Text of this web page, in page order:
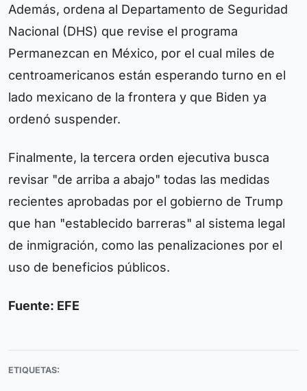
Además, ordena al Departamento de Seguridad
Nacional (DHS) que revise el programa
Permanezcan en México, por el cual miles de
centroamericanos están esperando turno en el
lado mexicano de la frontera y que Biden ya
ordenó suspender.
Finalmente, la tercera orden ejecutiva busca
revisar "de arriba a abajo" todas las medidas
recientes aprobadas por el gobierno de Trump
que han "establecido barreras" al sistema legal
de inmigración, como las penalizaciones por el
uso de beneficios públicos.
Fuente: EFE
ETIQUETAS: